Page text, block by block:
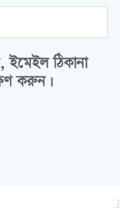
ইমেইল ঠিকানা
করুন।